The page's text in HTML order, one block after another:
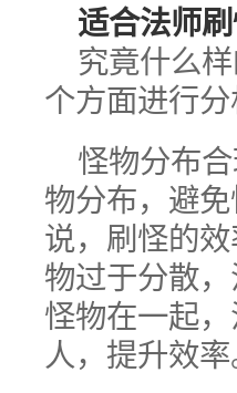
适合法师
究竟什么
个方面进行分
怪物分布
物分布，避
说，刷怪的
物过于分散
怪物在一起
人，提升效率